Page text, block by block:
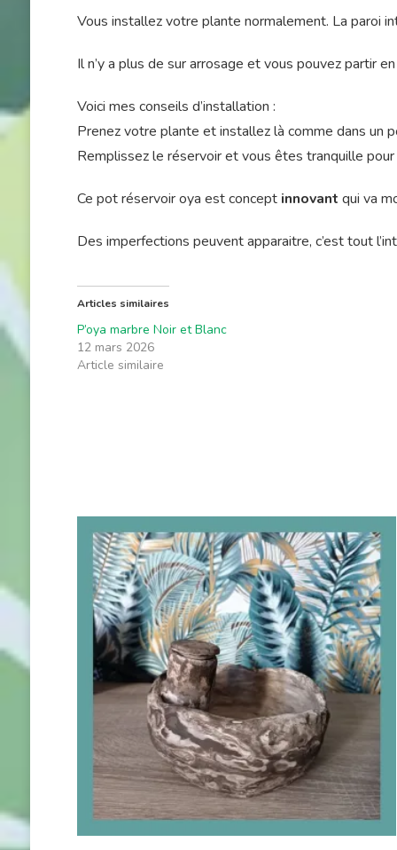
Vous installez votre plante normalement. La paroi
Il n’y a plus de sur arrosage et vous pouvez partir
Voici mes conseils d’installation :
Prenez votre plante et installez là comme dans un
Remplissez le réservoir et vous êtes tranquille
Ce pot réservoir oya est concept innovant qui va
Des imperfections peuvent apparaitre, c’est tout
Articles similaires
P’oya marbre Noir et Blanc
12 mars 2026
Article similaire